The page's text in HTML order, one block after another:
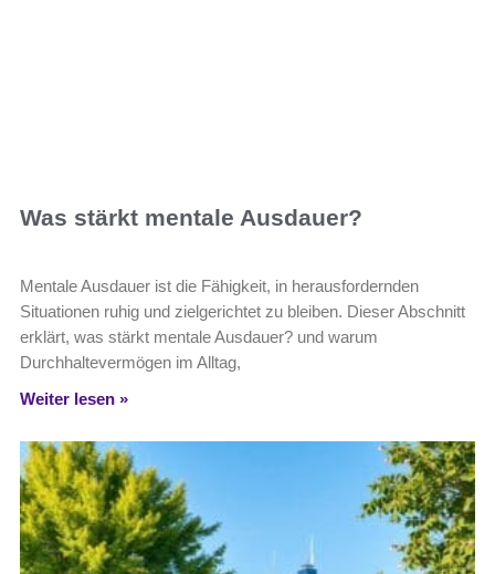
Was stärkt mentale Ausdauer?
Mentale Ausdauer ist die Fähigkeit, in herausfordernden
Situationen ruhig und zielgerichtet zu bleiben. Dieser Abschnitt
erklärt, was stärkt mentale Ausdauer? und warum
Durchhaltevermögen im Alltag,
Weiter lesen »